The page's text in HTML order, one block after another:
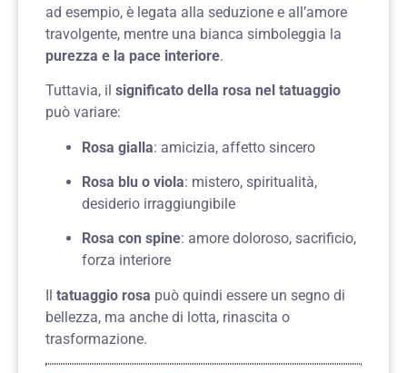
ad esempio, è legata alla seduzione e all’amore
travolgente, mentre una bianca simboleggia la
purezza e la pace interiore.
Tuttavia, il significato della rosa nel tatuaggio
può variare:
Rosa gialla: amicizia, affetto sincero
Rosa blu o viola: mistero, spiritualità,
desiderio irraggiungibile
Rosa con spine: amore doloroso, sacrificio,
forza interiore
Il tatuaggio rosa può quindi essere un segno di
bellezza, ma anche di lotta, rinascita o
trasformazione.